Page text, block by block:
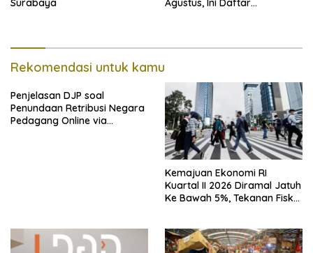
Surabaya
Agustus, Ini Daftar
Rekomendasi untuk kamu
Penjelasan DJP soal
Penundaan Retribusi Negara
Pedagang Online via
Kemajuan Ekonomi RI
Kuartal II 2026 Diramal Jatuh
Ke Bawah 5%, Tekanan Fiskal